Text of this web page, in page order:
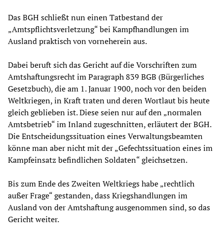
Das BGH schließt nun einen Tatbestand der
„Amtspflichtsverletzung“ bei Kampfhandlungen im
Ausland praktisch von vorneherein aus.
Dabei beruft sich das Gericht auf die Vorschriften zum
Amtshaftungsrecht im Paragraph 839 BGB (Bürgerliches
Gesetzbuch), die am 1. Januar 1900, noch vor den beiden
Weltkriegen, in Kraft traten und deren Wortlaut bis heute
gleich geblieben ist. Diese seien nur auf den „normalen
Amtsbetrieb“ im Inland zugeschnitten, erläutert der BGH.
Die Entscheidungssituation eines Verwaltungsbeamten
könne man aber nicht mit der „Gefechtssituation eines im
Kampfeinsatz befindlichen Soldaten“ gleichsetzen.
Bis zum Ende des Zweiten Weltkriegs habe „rechtlich
außer Frage“ gestanden, dass Kriegshandlungen im
Ausland von der Amtshaftung ausgenommen sind, so das
Gericht weiter.